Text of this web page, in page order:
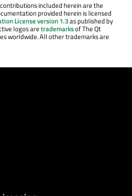
included herein are the
provided herein is licensed
License version 1.3as published by
logos aretrademarksof The Qt
worldwide. All other trademarks are